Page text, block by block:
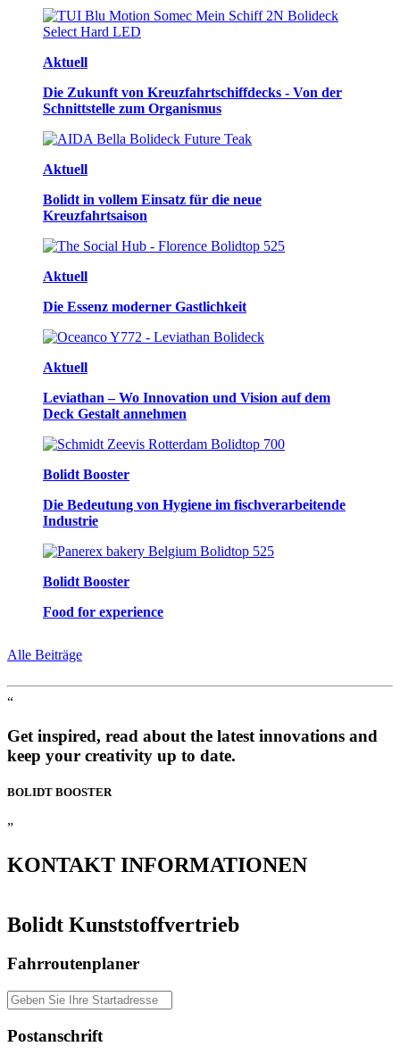
Aktuell
Die Zukunft von Kreuzfahrtschiffdecks - Von der
Schnittstelle zum Organismus
Aktuell
Bolidt in vollem Einsatz für die neue
Kreuzfahrtsaison
Aktuell
Die Essenz moderner Gastlichkeit
Aktuell
Leviathan – Wo Innovation und Vision auf dem
Deck Gestalt annehmen
Bolidt Booster
Die Bedeutung von Hygiene im fischverarbeitende
Industrie
Bolidt Booster
Food for experience
Alle Beiträge
“
Get inspired, read about the latest innovations and
keep your creativity up to date.
BOLIDT BOOSTER
”
KONTAKT INFORMATIONEN
Bolidt Kunststoffvertrieb
Fahrroutenplaner
Postanschrift